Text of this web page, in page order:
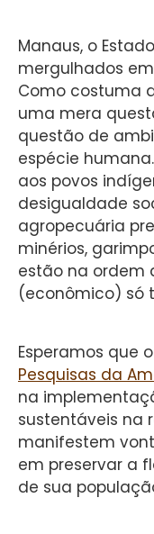
Manaus, o
mergulhados
Como costuma
uma mera
questão de
espécie
aos povos
desigualdade
agropecuária
minérios,
estão na ordem
(econômico) só
Esperamos que o
Pesquisas da
na
sustentáveis na
manifestem
em preservar a
de sua